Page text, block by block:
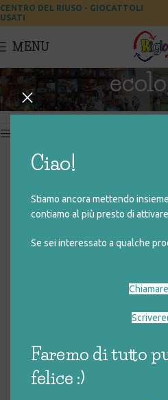
Ciao!
Stiamo ancora mettendo
contiamo al più presto di
Se sei interessato a qualche
Chiamare
Scrivere
Faremo di tutto
felice :)
CENTRO DEL RIUSO - GIOCATTOLI
USATI
MENU
Home Prodotti taggati “ecologia”
€8,00